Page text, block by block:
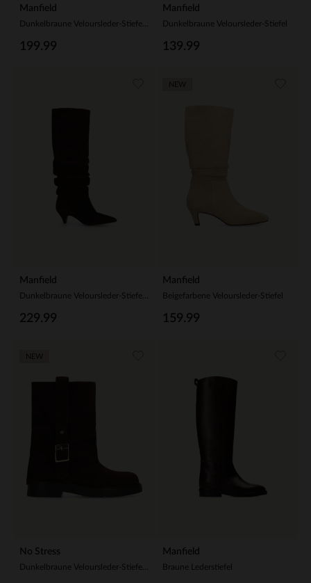
Manfield
199.99
Manfield
Dunkelbraune Veloursleder-Stiefel
139.99
Manfield
229.99
Manfield
Beigefarbene Veloursleder-Stiefel
159.99
No Stress Manfield
Braune Lederstiefel